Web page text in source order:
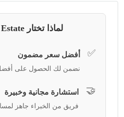
لماذا تختار Tycoon Estate؟
✅ أفضل سعر مضمون
نضمن لك الحصول على
🤝 استشارة مجانية وخبيرة
فريق من الخبراء جاهز